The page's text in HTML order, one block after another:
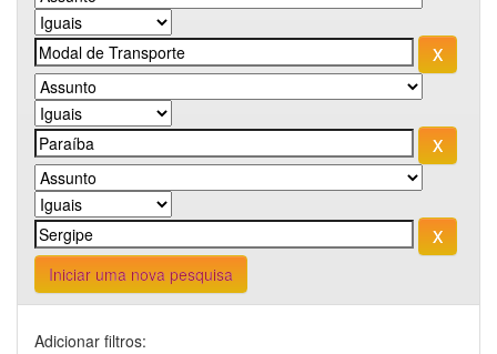
Iniciar uma nova pesquisa
Adicionar filtros: